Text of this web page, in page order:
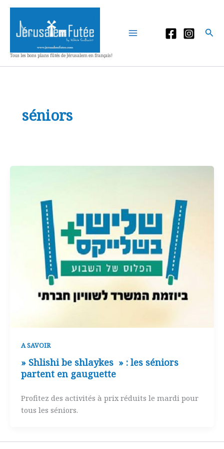
Aller
contenu
Tous les bons plans fûtés de Jérusalem en français!
séniors
A SAVOIR
» Shlishi be shlaykes » : les séniors
partent en gauguette
Profitez des activités à prix réduits le mardi pour
tous les séniors.